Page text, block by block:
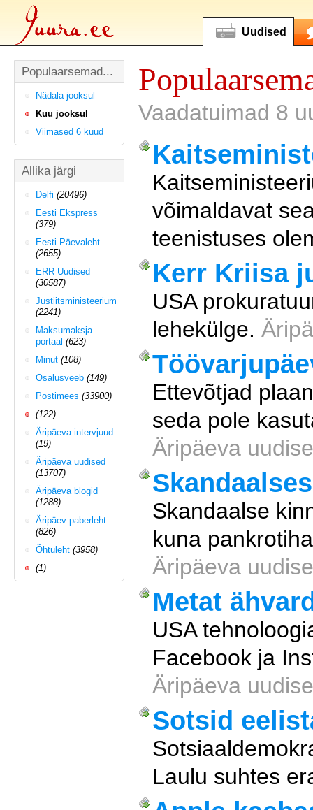
Uudised
Populaarsemad...
Nädala jooksul
Kuu jooksul
Viimased 6 kuud
Allika järgi
Delfi (20496)
Eesti Ekspress
(379)
Eesti Päevaleht
(2655)
ERR Uudised
(30587)
Justiitsministeerium
(2241)
Maksumaksja
portaal (623)
Minut (108)
Osalusveeb (149)
Postimees (33900)
(122)
Äripäeva intervjuud
(19)
Äripäeva uudised
(13707)
Äripäeva blogid
(1288)
Äripäev paberleht
(826)
Õhtuleht (3958)
(1)
Vaadatuimad 8
võimaldavat
teenistuses
Kerr Kriisa
USA
lehekülge.
Ettevõtjad
seda pole
Äripäeva
Skandaalse
kuna
Äripäeva
Metat
USA
Facebook ja
Äripäeva
Sotsid
Laulu suhtes